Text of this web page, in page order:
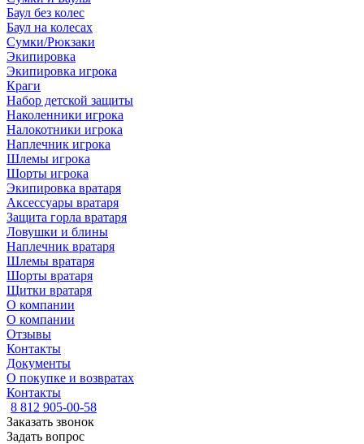
Баул без колес
Баул на колесах
Сумки/Рюкзаки
Экипировка
Экипировка игрока
Краги
Набор детской защиты
Наколенники игрока
Налокотники игрока
Наплечник игрока
Шлемы игрока
Шорты игрока
Экипировка вратаря
Аксессуары вратаря
Защита горла вратаря
Ловушки и блины
Наплечник вратаря
Шлемы вратаря
Шорты вратаря
Щитки вратаря
О компании
О компании
Отзывы
Контакты
Документы
О покупке и возвратах
Контакты
8 812 905-00-58
Заказать звонок
Задать вопрос